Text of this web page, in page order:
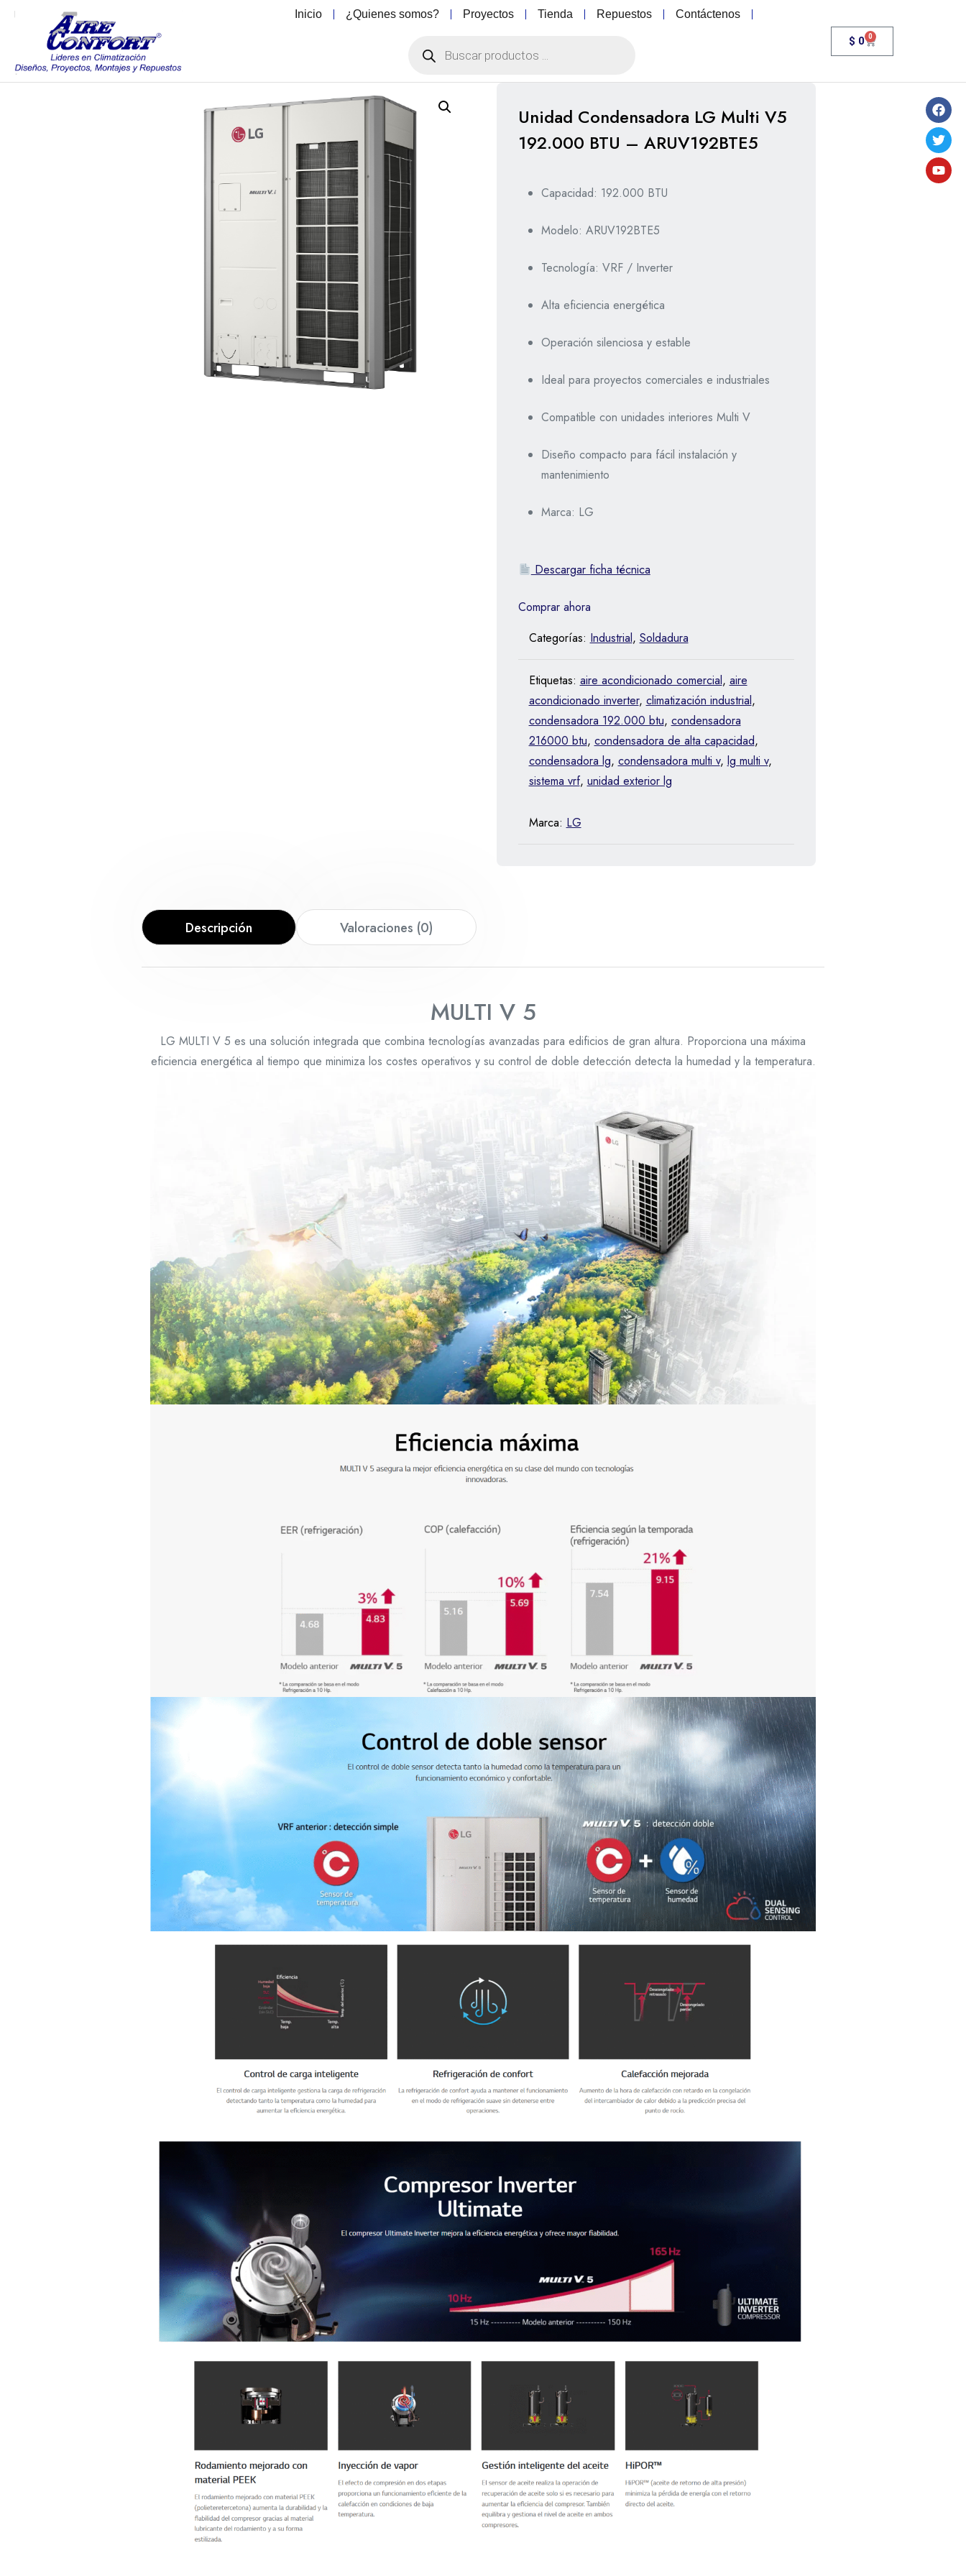
Inicio ¿Quienes somos? Proyectos Tienda Repuestos Contáctenos
$ 0 0
Unidad Condensadora LG Multi V5
192.000 BTU – ARUV192BTE5
Capacidad: 192.000 BTU
Modelo: ARUV192BTE5
Tecnología: VRF / Inverter
Alta eficiencia energética
Operación silenciosa y estable
Ideal para proyectos comerciales e industriales
Compatible con unidades interiores Multi V
Diseño compacto para fácil instalación y
mantenimiento
Marca: LG
Descargar ficha técnica
Comprar ahora
Categorías: Industrial, Soldadura
Etiquetas: aire acondicionado comercial, aire
acondicionado inverter, climatización industrial,
condensadora 192.000 btu, condensadora
216000 btu, condensadora de alta capacidad,
condensadora lg, condensadora multi v, lg multi v,
sistema vrf, unidad exterior lg
Marca: LG
Descripción Valoraciones (0)
MULTI V 5
LG MULTI V 5 es una solución integrada que combina tecnologías avanzadas para edificios de gran altura. Proporciona una máxima
eficiencia energética al tiempo que minimiza los costes operativos y su control de doble detección detecta la humedad y la temperatura.